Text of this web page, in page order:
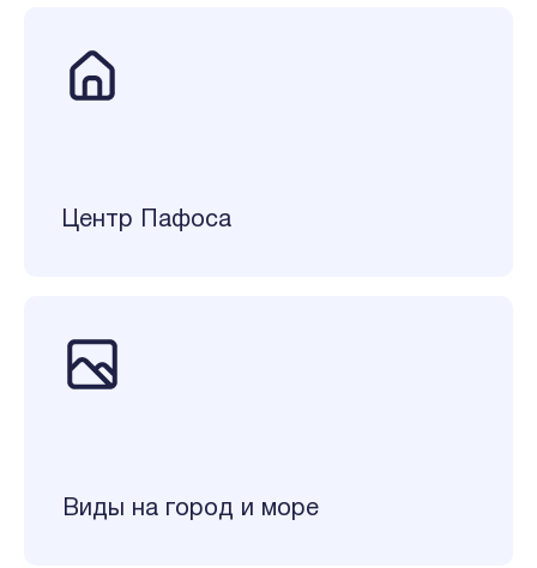
Центр Пафоса
Виды на город и море